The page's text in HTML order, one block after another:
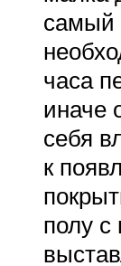
самый
часа
иначе
себя
к
полу